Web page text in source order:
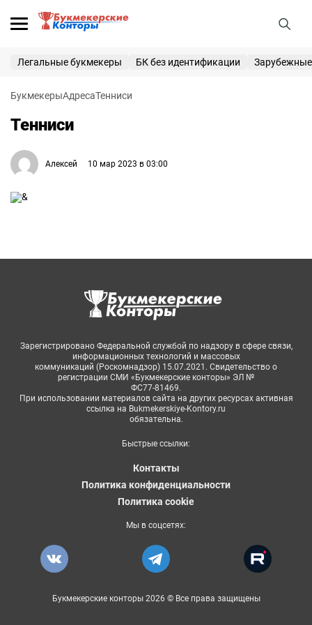
25 000 ₽
Букмекерские конторы
Приветственные бонусы
ВходРегистрация
Легальные букмекеры БК без идентификации
БукмекерыАдресаТенниси
Тенниси
Алексей 10 мар 2023 в 03:00
Зарегистрировано Федеральной службой по надзору в сфере связи,
информационных технологий и массовых
коммуникаций (Роскомнадзор) 15.07.2021. Свидетельство о
регистрации СМИ «Букмекерские конторы» ЭЛ №
ФС77-81469.
При использовании материалов сайта на других ресурсах активная
ссылка на Bukmekerskiye-Kontory.ru
обязательна.
Быстрые ссылки:
Контакты
Политика конфиденциальности
Политика cookie
Мы в соцсетях:
Букмекерские конторы 2026 © Все права защищены